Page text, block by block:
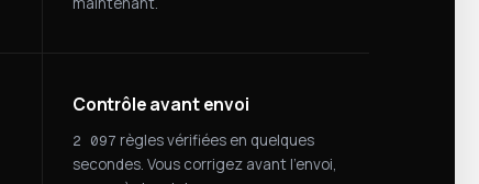
Contrôle avant envoi
2 097 règles vérifiées en quelques
secondes. Vous corrigez avant l’envoi,